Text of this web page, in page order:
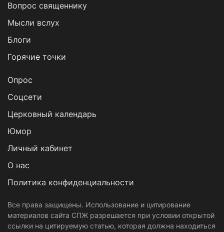
Вопрос священнику
Мысли вслух
Блоги
Горячие точки
Опрос
Cоцсети
Церковный календарь
Юмор
Личный кабинет
О нас
Политика конфиденциальности
Все права защищены. Использование и цитирование
материалов сайта СПЖ разрешается при условии открытой
ссылки на цитируемую статью, которая должна находиться